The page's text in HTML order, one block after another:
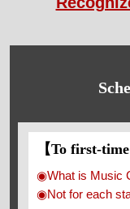
【To first-
◉What is Music
◉Not for each